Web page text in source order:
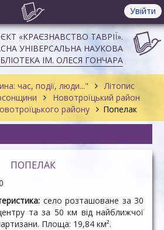
Увійти
«КРАЄЗНАВСТВО ТАВРІЇ».
УНІВЕРСАЛЬНА НАУКОВА
ІМ. ОЛЕСЯ ГОНЧАРА
час, події, люди..."
Літопис
Новотроїцький район
району
Попелак
ПОПЕЛАК
село розташоване за 30
та за 50 км від найближчої
Площа: 19,84 км².